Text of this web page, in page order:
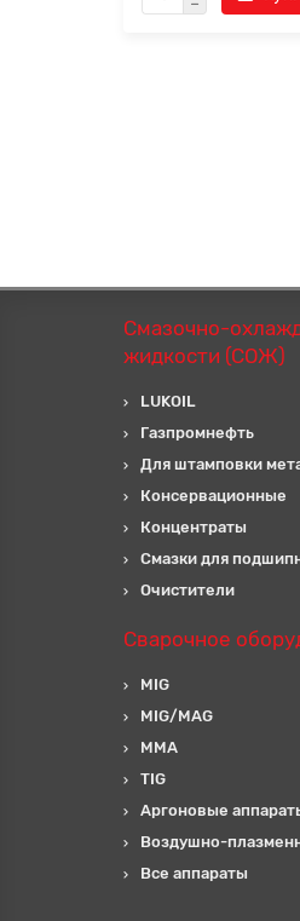
Смазочно-
жидкости (СОЖ)
LUKOIL
Газпромнефть
Для штамповки
Консервационные
Концентраты
Смазки для
Очистители
Сварочное
MIG
MIG/MAG
MMA
TIG
Аргоновые
Воздушно-
Все аппараты